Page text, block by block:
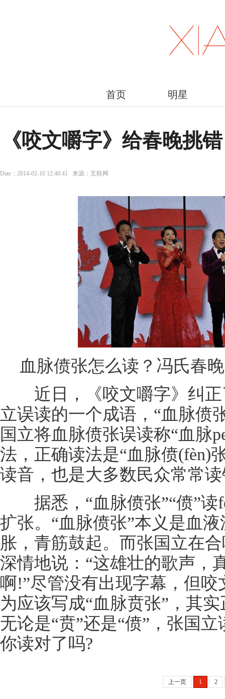
首页 明星
《咬文嚼字》给春晚挑
Date：2014-02-10 12:40:41 来源：互联网
血脉偾张怎么读？冯氏春
近日，《咬文嚼字》纠正
立误读的一个成语，“血脉偾
国立将血脉偾张误读称“血脉
法，正确读法是“血脉偾(fèn)
读音，也是大多数民众常常
据悉，“血脉偾张”“偾”读
扩张。“血脉偾张”本义是血
胀，青筋鼓起。而张国立在
深情地说：“这雄壮的歌声，
啊!”尽管没有出现字幕，但
为应该写成“血脉贲张”，其
无论是“贲”还是“偾”，张国
你读对了吗?
上一页 1 2